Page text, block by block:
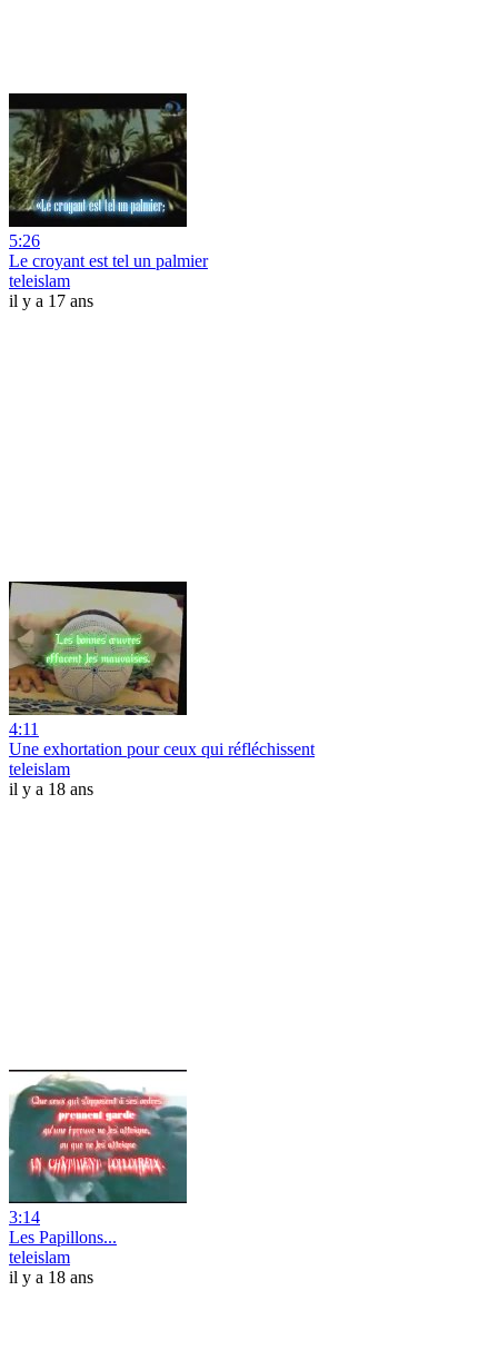
5:26
Le croyant est tel un palmier
teleislam
il y a 17 ans
4:11
Une exhortation pour ceux qui réfléchissent
teleislam
il y a 18 ans
3:14
Les Papillons...
teleislam
il y a 18 ans